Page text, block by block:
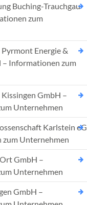
Buching-Trauchgau
zum
Energie &
– Informationen zum
GmbH –
Unternehmen
Karlstein eG
Unternehmen
GmbH –
Unternehmen
GmbH –